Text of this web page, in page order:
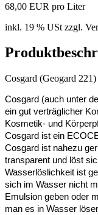
68,00 EUR pro Liter
inkl. 19 % USt zzgl.
Cosgard (Geogard
Cosgard (auch unter
ein gut verträglicher
Kosmetik- und
Cosgard ist ein
Cosgard ist nahezu
transparent und löst
Wasserlöslichkeit ist
sich im Wasser nicht
Emulsion geben oder
man es in Wasser